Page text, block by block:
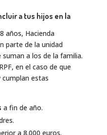
a tus hijos en la
años, Hacienda
parte de la unidad
a los de la familia.
en el caso de que
estas
a fin de año.
a 8.000 euros.